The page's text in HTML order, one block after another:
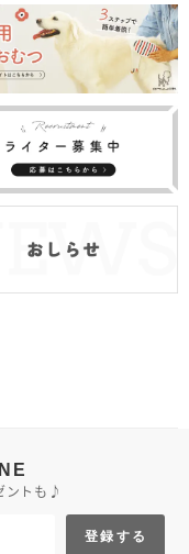
ントも♪
登録する